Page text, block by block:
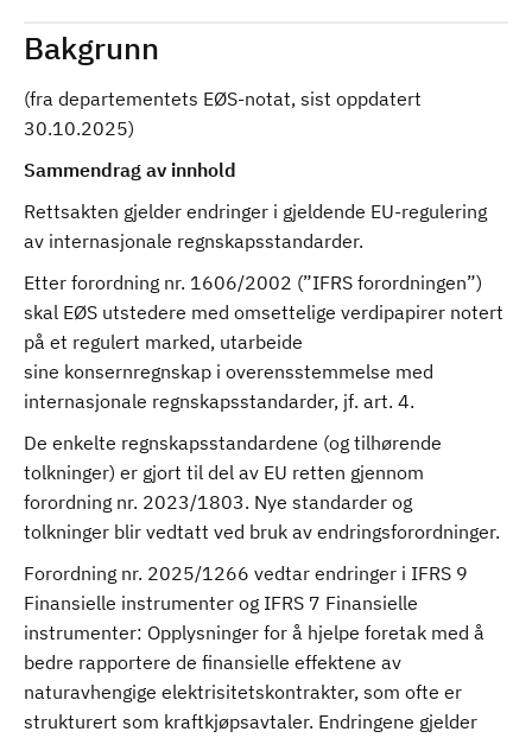
Bakgrunn
(fra departementets EØS-notat, sist oppdatert
30.10.2025)
Sammendrag av innhold
Rettsakten gjelder endringer i gjeldende EU-regulering
av internasjonale regnskapsstandarder.
Etter forordning nr. 1606/2002 (”IFRS forordningen”)
skal EØS utstedere med omsettelige verdipapirer notert
på et regulert marked, utarbeide
sine konsernregnskap i overensstemmelse med
internasjonale regnskapsstandarder, jf. art. 4.
De enkelte regnskapsstandardene (og tilhørende
tolkninger) er gjort til del av EU retten gjennom
forordning nr. 2023/1803. Nye standarder og
tolkninger blir vedtatt ved bruk av endringsforordninger.
Forordning nr. 2025/1266 vedtar endringer i IFRS 9
Finansielle instrumenter og IFRS 7 Finansielle
instrumenter: Opplysninger for å hjelpe foretak med å
bedre rapportere de finansielle effektene av
naturavhengige elektrisitetskontrakter, som ofte er
strukturert som kraftkjøpsavtaler. Endringene gjelder